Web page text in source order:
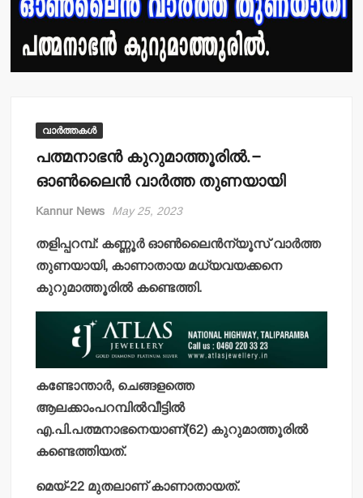
വാർത്തകൾ
പത്മനാഭന്‍ കുറുമാത്തൂരില്‍.–
ഓണ്‍ലൈന്‍ വാര്‍ത്ത തുണയായി
Kannur News May 25, 2023
തളിപ്പറമ്പ്: കണ്ണൂര്‍ ഓണ്‍ലൈന്‍ന്യൂസ് വാര്‍ത്ത
തുണയായി, കാണാതായ മധ്യവയക്കനെ
കുറുമാത്തൂരില്‍ കണ്ടെത്തി.
കണ്ടോന്താര്‍, ചെങ്ങളത്തെ
ആലക്കാംപറമ്പില്‍വീട്ടില്‍
എ.പി.പത്മനാഭനെയാണ്(62) കുറുമാത്തൂരില്‍
കണ്ടെത്തിയത്.
മെയ്-22 മുതലാണ് കാണാതായത്.